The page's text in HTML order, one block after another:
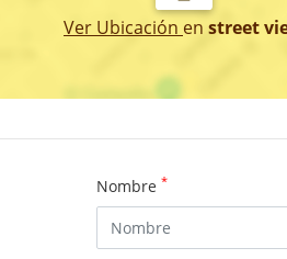
Ver Ubicación en street
Nombre *